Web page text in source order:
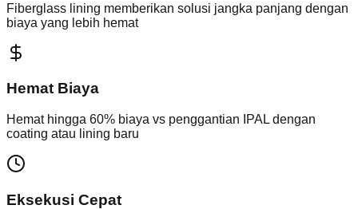
Fiberglass lining memberikan solusi jangka panjang dengan
biaya yang lebih hemat
Hemat Biaya
Hemat hingga 60% biaya vs penggantian IPAL dengan
coating atau lining baru
Eksekusi Cepat